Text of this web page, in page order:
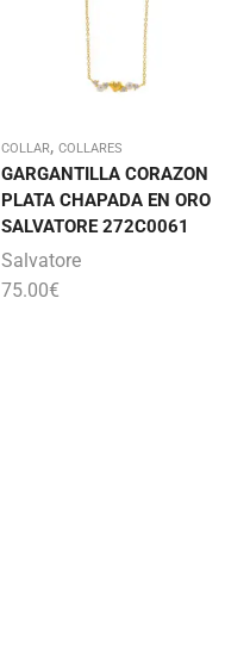
COLLAR, COLLARES
GARGANTILLA CORAZON
PLATA CHAPADA EN ORO
SALVATORE 272C0061
Salvatore
75.00€